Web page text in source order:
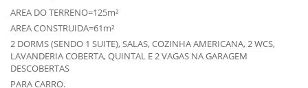
AREA DO TERRENO=125m²
AREA CONSTRUIDA=61m²
2 DORMS (SENDO 1 SUITE), SALAS, COZINHA AMERICANA, 2 WCS,
LAVANDERIA COBERTA, QUINTAL E 2 VAGAS NA GARAGEM
DESCOBERTAS
PARA CARRO.